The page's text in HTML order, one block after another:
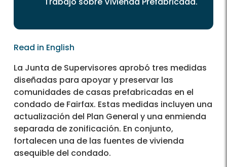
Read in English
La Junta de Supervisores aprobó tres medidas
diseñadas para apoyar y preservar las
comunidades de casas prefabricadas en el
condado de Fairfax. Estas medidas incluyen una
actualización del Plan General y una enmienda
separada de zonificación. En conjunto,
fortalecen una de las fuentes de vivienda
asequible del condado.